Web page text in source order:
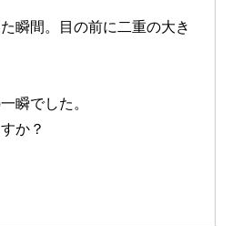
瞬間。目の前に二重の大き
瞬でした。
か？